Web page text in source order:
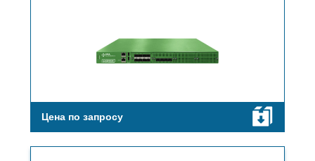
Цена по запросу